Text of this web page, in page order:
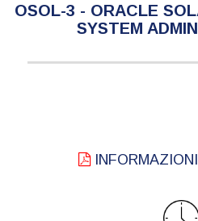
OSOL-3 - ORACLE
SYSTEM